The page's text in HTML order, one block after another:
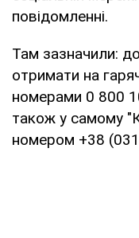
повідомленні.
Там зазначили:
отримати на
номерами 0 800
також у самому
номером +38